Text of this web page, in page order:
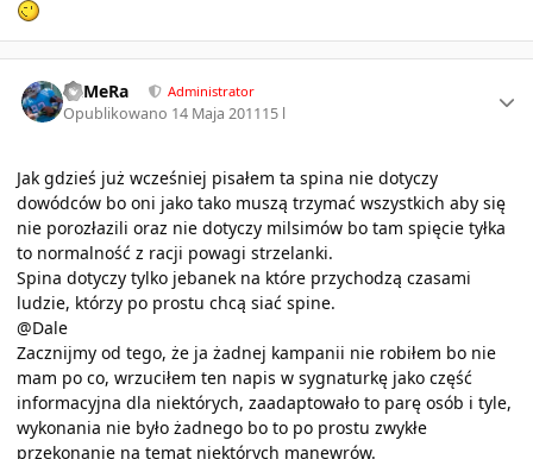
KaMeRa Administrator
Opublikowano 14 Maja 201115 l
Jak gdzieś już wcześniej pisałem ta spina nie dotyczy
dowódców bo oni jako tako muszą trzymać wszystkich aby się
nie porozłazili oraz nie dotyczy milsimów bo tam spięcie tyłka
to normalność z racji powagi strzelanki.
Spina dotyczy tylko jebanek na które przychodzą czasami
ludzie, którzy po prostu chcą siać spine.
@Dale
Zacznijmy od tego, że ja żadnej kampanii nie robiłem bo nie
mam po co, wrzuciłem ten napis w sygnaturkę jako część
informacyjna dla niektórych, zaadaptowało to parę osób i tyle,
wykonania nie było żadnego bo to po prostu zwykłe
przekonanie na temat niektórych manewrów.